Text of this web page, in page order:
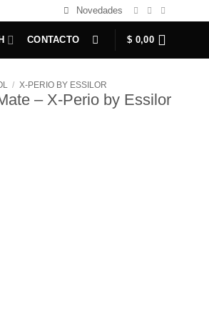
Novedades
CONTACTO $ 0,00
/ X-PERIO BY ESSILOR
– X-Perio by Essilor